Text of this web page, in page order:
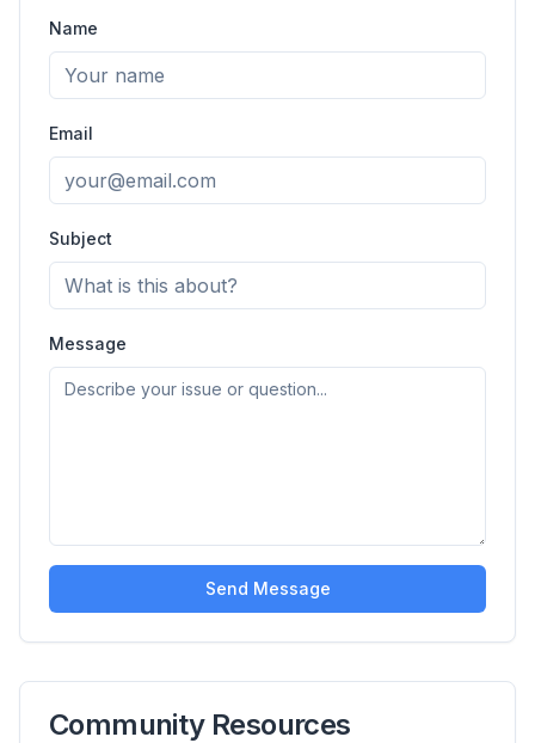
Name
Email
Subject
Message
Send Message
Community Resources
flyoobe
Hasta 3× más rápido
Bloquea anuncios y rastreadores